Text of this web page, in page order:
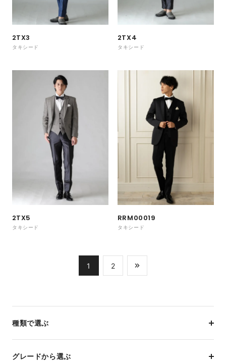
2TX3
タキシード
2TX4
タキシード
2TX5
タキシード
RRM00019
タキシード
1 2
種類で選ぶ
グレードから選ぶ